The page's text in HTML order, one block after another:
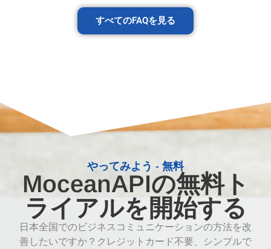
すべてのFAQを見る
やってみよう - 無料
MoceanAPIの無料ト
ライアルを開始する
日本全国でのビジネスコミュニケーションの方法を改
善したいですか？クレジットカード不要、シンプルで